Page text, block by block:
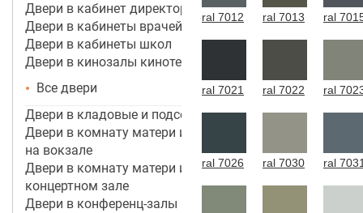
Двери в кабинет директора, руководителя
Двери в кабинеты врачей
Двери в кабинеты школ
Двери в кинозалы кинотеатров
Все двери
Двери в кладовые и подсобные помещения
Двери в комнату матери и ребенка в аэропорту,
на вокзале
Двери в комнату матери и ребенка в кинотеатре,
концертном зале
Двери в конференц-залы
ral 7012 ral 7013 ral
ral 7021 ral 7022 ral
ral 7026 ral 7030 ral